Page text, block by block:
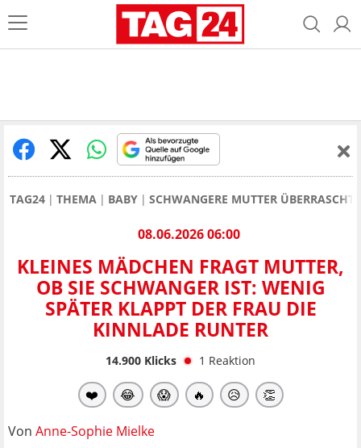
TAG24 THEMA BABY SCHWANGERE MUTTER
08.06.2026 06:00
KLEINES MÄDCHEN FRAGT MUTTER,
OB SIE SCHWANGER IST: WENIG
SPÄTER KLAPPT DER FRAU DIE
KINNLADE RUNTER
14.900 Klicks 1 Reaktion
❤️ 😂 😱 🔥 😥 👏
Von Anne-Sophie Mielke